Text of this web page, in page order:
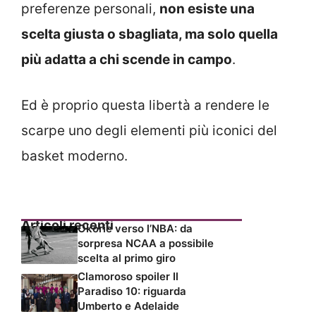
preferenze personali, non esiste una
scelta giusta o sbagliata, ma solo quella
più adatta a chi scende in campo.
Ed è proprio questa libertà a rendere le
scarpe uno degli elementi più iconici del
basket moderno.
Articoli recentiOkorie verso l’NBA: da
sorpresa NCAA a possibile
scelta al primo giro
Clamoroso spoiler Il
Paradiso 10: riguarda
Umberto e Adelaide